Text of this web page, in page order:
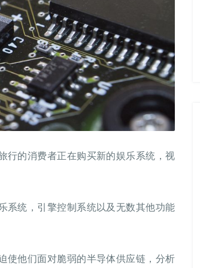
行的消费者正在购买新的娱乐系统，视
系统，引擎控制系统以及无数其他功能
使他们面对脆弱的半导体供应链，分析